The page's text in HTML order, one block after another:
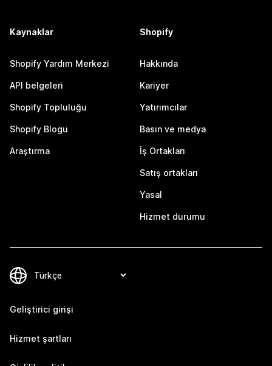
Kaynaklar
Shopify Yardım Merkezi
API belgeleri
Shopify Topluluğu
Shopify Blogu
Araştırma
Shopify
Hakkında
Kariyer
Yatırımcılar
Basın ve medya
İş Ortakları
Satış ortakları
Yasal
Hizmet durumu
Geliştirici girişi
Hizmet şartları